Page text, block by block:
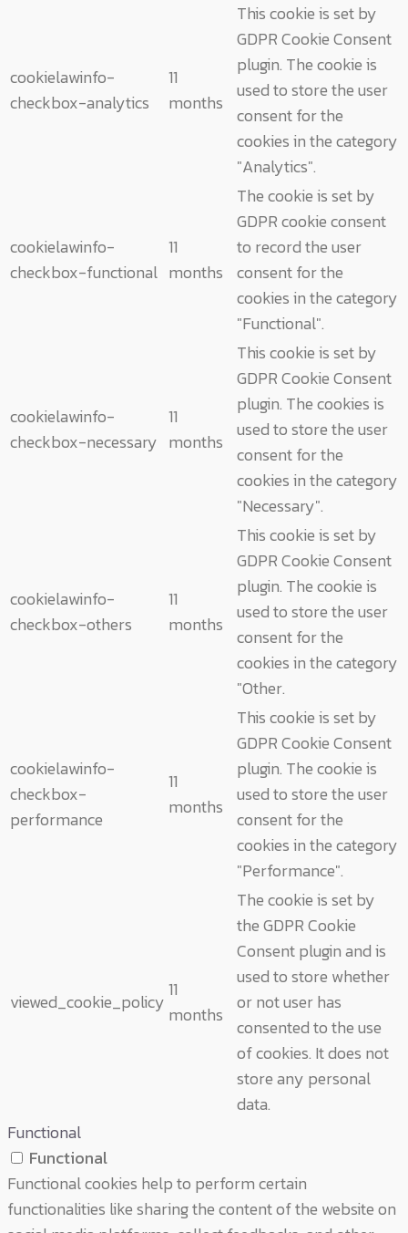
cookielawinfo-
checkbox-analytics
11
months
This cookie is set by
GDPR Cookie Consent
plugin. The cookie is
used to store the user
consent for the
cookies in the category
"Analytics".
cookielawinfo-
checkbox-functional
11
months
The cookie is set by
GDPR cookie consent
to record the user
consent for the
cookies in the category
"Functional".
cookielawinfo-
checkbox-necessary
11
months
This cookie is set by
GDPR Cookie Consent
plugin. The cookies is
used to store the user
consent for the
cookies in the category
"Necessary".
cookielawinfo-
checkbox-others
11
months
This cookie is set by
GDPR Cookie Consent
plugin. The cookie is
used to store the user
consent for the
cookies in the category
"Other.
cookielawinfo-
checkbox-
performance
11
months
This cookie is set by
GDPR Cookie Consent
plugin. The cookie is
used to store the user
consent for the
cookies in the category
"Performance".
viewed_cookie_policy
11
months
The cookie is set by
the GDPR Cookie
Consent plugin and is
used to store whether
or not user has
consented to the use
of cookies. It does not
store any personal
data.
Functional
Functional
Functional cookies help to perform certain
functionalities like sharing the content of the website on